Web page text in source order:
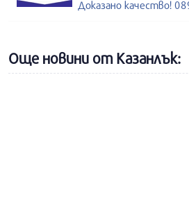
Доказано качество!
Още новини от Казанлък: